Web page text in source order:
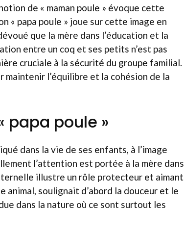
de « maman poule » évoque cette
papa poule » joue sur cette image en
que la mère dans l’éducation et la
entre un coq et ses petits n’est pas
cruciale à la sécurité du groupe familial.
l’équilibre et la cohésion de la
papa poule »
dans la vie de ses enfants, à l’image
l’attention est portée à la mère dans
illustre un rôle protecteur et aimant.
soulignait d’abord la douceur et le
dans la nature où ce sont surtout les